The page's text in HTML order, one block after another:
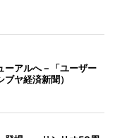
ーアルへ－「ユーザー
ヤ経済新聞）